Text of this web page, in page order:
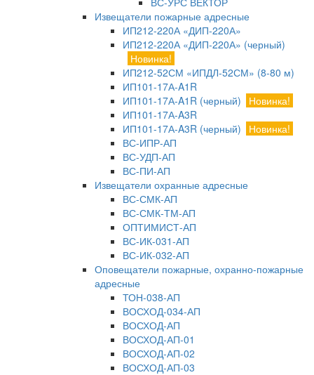
Извещатели пожарные адресные
ИП212-220А «ДИП-220А»
ИП212-220А «ДИП-220А» (черный)
Новинка!
ИП212-52СМ «ИПДЛ-52СМ» (8-80 м)
ИП101-17А-A1R
ИП101-17А-A1R (черный)
Новинка!
ИП101-17А-A3R
ИП101-17А-A3R (черный)
Новинка!
ВС-ИПР-АП
ВС-УДП-АП
ВС-ПИ-АП
Извещатели охранные адресные
ВС-СМК-АП
ВС-СМК-ТМ-АП
ОПТИМИСТ-АП
ВС-ИК-031-АП
ВС-ИК-032-АП
Оповещатели пожарные, охранно-пожарные
адресные
ТОН-038-АП
ВОСХОД-034-АП
ВОСХОД-АП
ВОСХОД-АП-01
ВОСХОД-АП-02
ВОСХОД-АП-03